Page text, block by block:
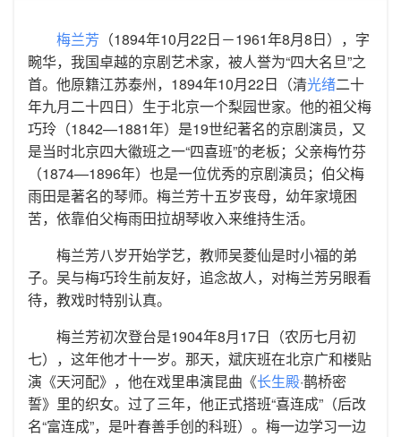
梅兰芳 （1894年10月22日－1961年8月8日），字
畹华，我国卓越的京剧艺术家，被人誉为“四大名旦”之
首。他原籍江苏泰州，1894年10月22日（清光绪二十
年九月二十四日）生于北京一个梨园世家。他的祖父梅
巧玲（1842—1881年）是19世纪著名的京剧演员，又
是当时北京四大徽班之一“四喜班”的老板；父亲梅竹芬
（1874—1896年）也是一位优秀的京剧演员；伯父梅
雨田是著名的琴师。梅兰芳十五岁丧母，幼年家境困
苦，依靠伯父梅雨田拉胡琴收入来维持生活。
梅兰芳八岁开始学艺，教师吴菱仙是时小福的弟
子。吴与梅巧玲生前友好，追念故人，对梅兰芳另眼看
待，教戏时特别认真。
梅兰芳初次登台是1904年8月17日（农历七月初
七），这年他才十一岁。那天，斌庆班在北京广和楼贴
演《天河配》，他在戏里串演昆曲《长生殿·鹊桥密
誓》里的织女。过了三年，他正式搭班“喜连成”（后改
名“富连成”，是叶春善手创的科班）。梅一边学习一边